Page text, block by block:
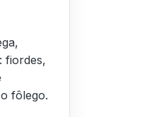
fiordes,
fôlego.